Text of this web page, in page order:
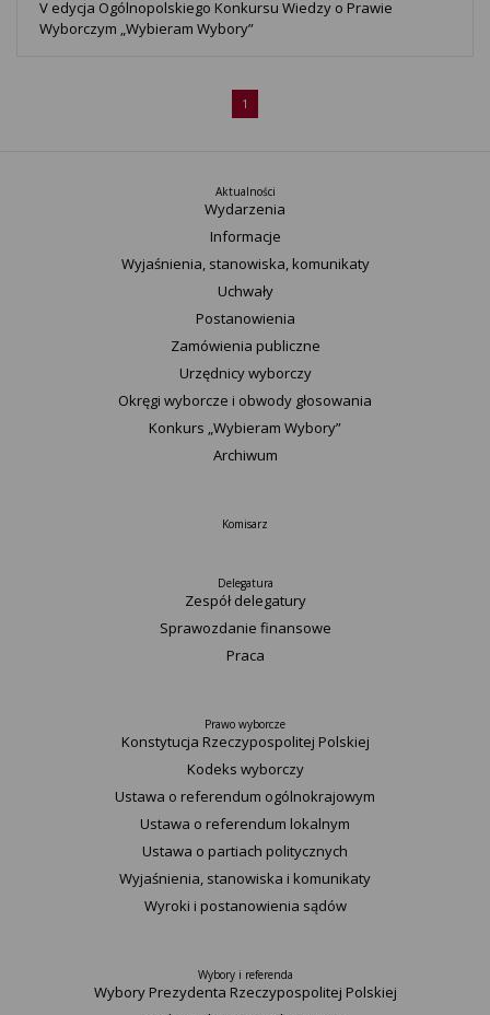
V edycja Ogólnopolskiego Konkursu Wiedzy o Prawie
Wyborczym „Wybieram Wybory”
1
Aktualności
Wydarzenia
Informacje
Wyjaśnienia, stanowiska, komunikaty
Uchwały
Postanowienia
Zamówienia publiczne
Urzędnicy wyborczy
Okręgi wyborcze i obwody głosowania
Konkurs „Wybieram Wybory”
Archiwum
Komisarz
Delegatura
Zespół delegatury
Sprawozdanie finansowe
Praca
Prawo wyborcze
Konstytucja Rzeczypospolitej Polskiej​
Kodeks wyborczy
Ustawa o referendum ogólnokrajowym
Ustawa o referendum lokalnym
Ustawa o partiach politycznych
Wyjaśnienia, stanowiska i komunikaty
Wyroki i postanowienia sądów
Wybory i referenda
Wybory Prezydenta Rzeczypospolitej Polskiej